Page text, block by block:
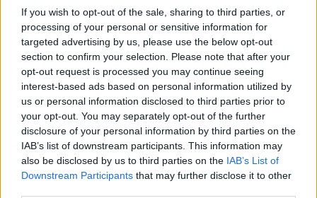
If you wish to opt-out of the sale, sharing to third parties, or
processing of your personal or sensitive information for
targeted advertising by us, please use the below opt-out
section to confirm your selection. Please note that after your
opt-out request is processed you may continue seeing
interest-based ads based on personal information utilized by
us or personal information disclosed to third parties prior to
your opt-out. You may separately opt-out of the further
disclosure of your personal information by third parties on the
IAB’s list of downstream participants. This information may
also be disclosed by us to third parties on the IAB’s List of
Downstream Participants that may further disclose it to other
involucrar a los jóvenes de la ciudad.